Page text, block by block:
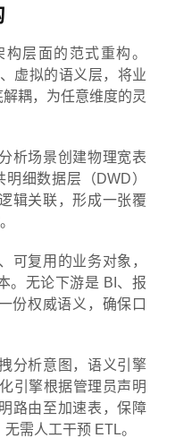
层面的范式重构。
虚拟的语义层，将业
耦，为任意维度的灵
析场景创建物理宽表
明细数据层（DWD）
辑关联，形成一张覆
可复用的业务对象，
。无论下游是 BI、报
份权威语义，确保口
分析意图，语义引擎
引擎根据管理员声明
路由至加速表，保障
需人工干预 ETL。